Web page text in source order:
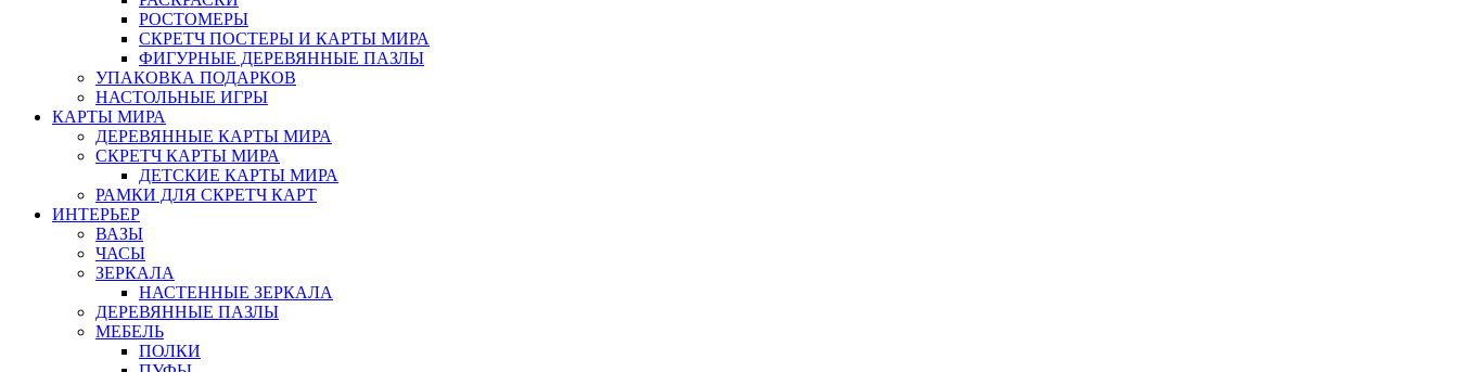
РОСТОМЕРЫ
СКРЕТЧ ПОСТЕРЫ И КАРТЫ МИРА
ФИГУРНЫЕ ДЕРЕВЯННЫЕ ПАЗЛЫ
УПАКОВКА ПОДАРКОВ
НАСТОЛЬНЫЕ ИГРЫ
КАРТЫ МИРА
ДЕРЕВЯННЫЕ КАРТЫ МИРА
СКРЕТЧ КАРТЫ МИРА
ДЕТСКИЕ КАРТЫ МИРА
РАМКИ ДЛЯ СКРЕТЧ КАРТ
ИНТЕРЬЕР
ВАЗЫ
ЧАСЫ
ЗЕРКАЛА
НАСТЕННЫЕ ЗЕРКАЛА
ДЕРЕВЯННЫЕ ПАЗЛЫ
МЕБЕЛЬ
ПОЛКИ